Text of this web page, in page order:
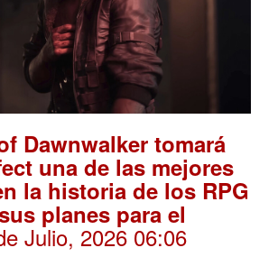
Dawnwalker tomará
una de las mejores
la historia de los RPG
planes para el
Julio, 2026 06:06